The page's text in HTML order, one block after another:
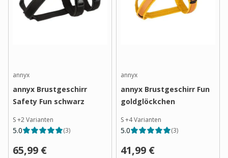
annyx
annyx Brustgeschirr
Safety Fun schwarz
S+2Varianten
5.0 (3)
65,99 €
annyx
annyx Brustgeschirr Fun
goldglöckchen
S+4Varianten
5.0 (3)
41,99 €